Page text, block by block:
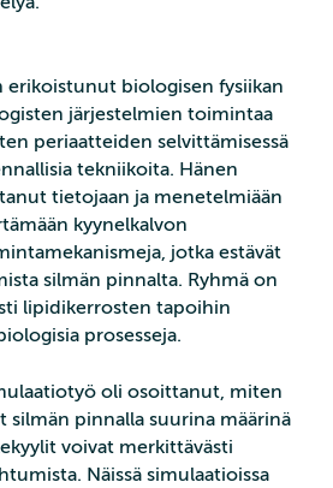
erikoistunut biologisen fysiikan
järjestelmien toimintaa
periaatteiden selvittämisessä
tekniikoita. Hänen
tietojaan ja menetelmiään
kyynelkalvon
jotka estävät
silmän pinnalta. Ryhmä on
lipidikerrosten tapoihin
prosesseja.
oli osoittanut, miten
silmän pinnalla suurina määrinä
voivat merkittävästi
Näissä simulaatioissa